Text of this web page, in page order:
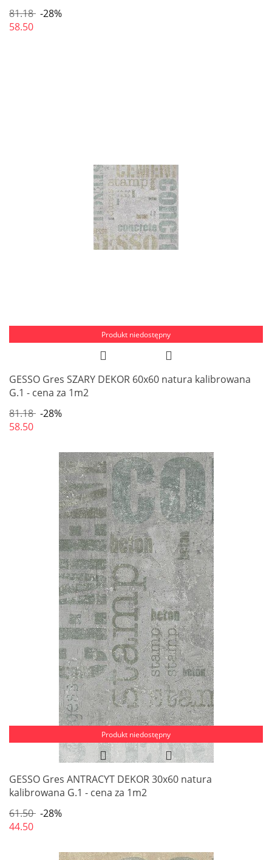
81.18 -28%
58.50
Produkt niedostępny
GESSO Gres SZARY DEKOR 60x60 natura kalibrowana
G.1 - cena za 1m2
81.18 -28%
58.50
Produkt niedostępny
GESSO Gres ANTRACYT DEKOR 30x60 natura
kalibrowana G.1 - cena za 1m2
61.50 -28%
44.50